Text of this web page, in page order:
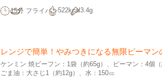
15分 フライパン522kcal3.4g
レンジで簡単！やみつきになる無限ピーマ
ケンミン 焼ビーフン：1袋（約65g） ピーマン：4個（
ごま油：大さじ1（約12g）
水：150㏄